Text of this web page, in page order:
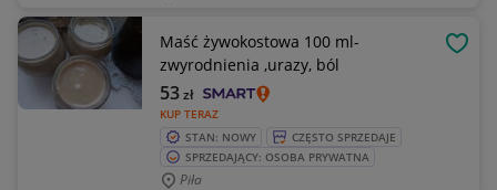
Maść żywokostowa 100 ml-
zwyrodnienia ,urazy, ból
KUP TERAZ
53zł
STAN: NOWY
CZĘSTO SPRZEDAJE
SPRZEDAJĄCY: OSOBA PRYWATNA
Piła